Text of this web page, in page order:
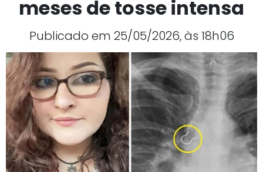
meses de tosse intensa
Publicado em 25/05/2026, às 18h06